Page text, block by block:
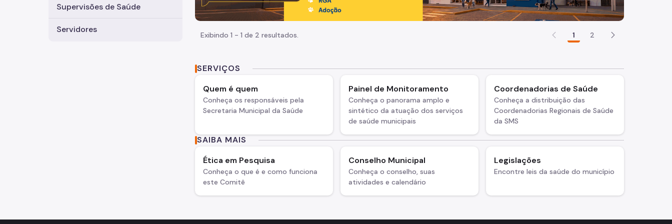
Supervisões de Saúde
Servidores
Exibindo 1 - 1 de 2 resultados. 1 2
SERVIÇOS
Quem é quem
Conheça os responsáveis pela
Secretaria Municipal da Saúde
Painel de Monitoramento
Conheça o panorama amplo e
sintético da atuação dos serviços
de saúde municipais
Coordenadorias de Saúde
Conheça a distribuição das
Coordenadorias Regionais de Saúde
da SMS
SAIBA MAIS
Ética em Pesquisa
Conheça o que é e como funciona
este Comitê
Conselho Municipal
Conheça o conselho, suas
atividades e calendário
Legislações
Encontre leis da saúde do município